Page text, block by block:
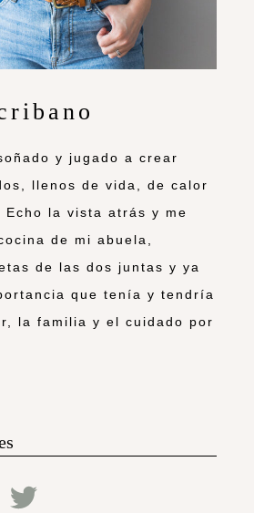
y jugado a crear
llenos de vida, de calor
Echo la vista atrás y me
de mi abuela,
de las dos juntas y ya
que tenía y tendría
la familia y el cuidado por